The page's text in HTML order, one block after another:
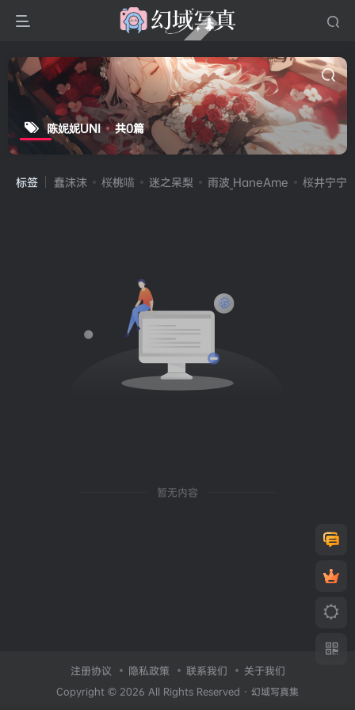
陈妮妮UNI 共0篇
标签 蠢沫沫 桜桃喵 迷之呆梨 雨波_HaneAme 桜井宁宁(
暂无内容
注册协议 隐私政策 联系我们 关于我们
Copyright © 2026 All Rights Reserved · 幻域写真集